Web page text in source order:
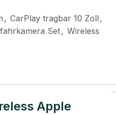
, CarPlay tragbar 10 Zoll ,
Set, Wireless
Apple